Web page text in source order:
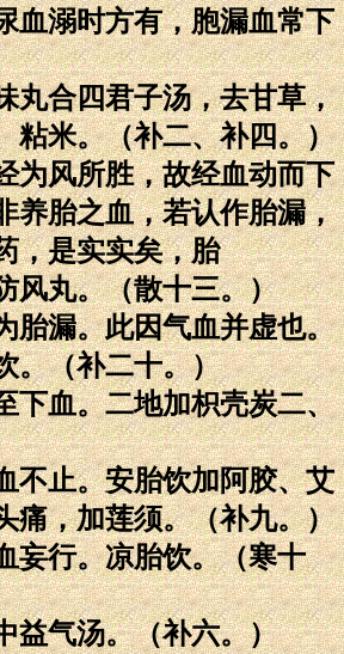
血溺时方有，胞漏血常下
丸合四君子汤，去甘草，
粘米。（补二、补四。）
为风所胜，故经血动而下
养胎之血，若认作胎漏，
，是实实矣，胎
风丸。（散十三。）
胎漏。此因气血并虚也。
。（补二十。）
下血。二地加枳壳炭二、
不止。安胎饮加阿胶、艾
痛，加莲须。（补九。）
妄行。凉胎饮。（寒十
益气汤。（补六。）